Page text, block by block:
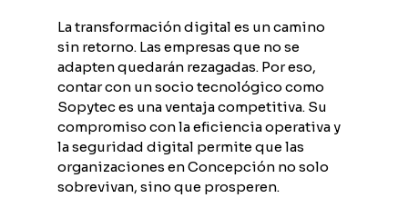
La transformación digital es un camino
sin retorno. Las empresas que no se
adapten quedarán rezagadas. Por eso,
contar con un socio tecnológico como
Sopytec es una ventaja competitiva. Su
compromiso con la eficiencia operativa y
la seguridad digital permite que las
organizaciones en Concepción no solo
sobrevivan, sino que prosperen.